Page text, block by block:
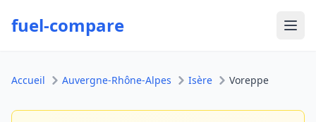
fuel-compare
Accueil Auvergne-Rhône-Alpes Isère Voreppe